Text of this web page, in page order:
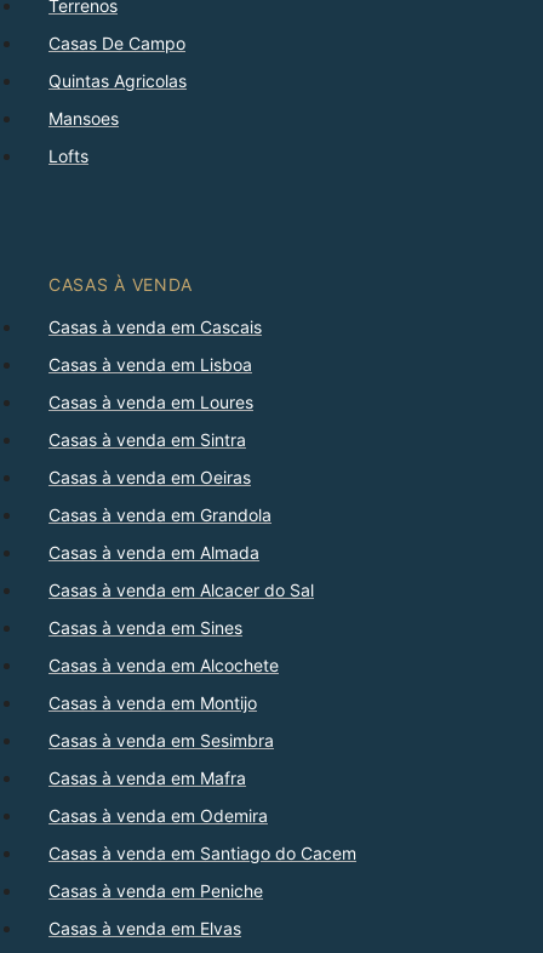
Terrenos
Casas De Campo
Quintas Agricolas
Mansoes
Lofts
CASAS À VENDA
Casas à venda em Cascais
Casas à venda em Lisboa
Casas à venda em Loures
Casas à venda em Sintra
Casas à venda em Oeiras
Casas à venda em Grandola
Casas à venda em Almada
Casas à venda em Alcacer do Sal
Casas à venda em Sines
Casas à venda em Alcochete
Casas à venda em Montijo
Casas à venda em Sesimbra
Casas à venda em Mafra
Casas à venda em Odemira
Casas à venda em Santiago do Cacem
Casas à venda em Peniche
Casas à venda em Elvas